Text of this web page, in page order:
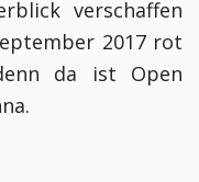
verschaffen
2017 rot
da ist Open